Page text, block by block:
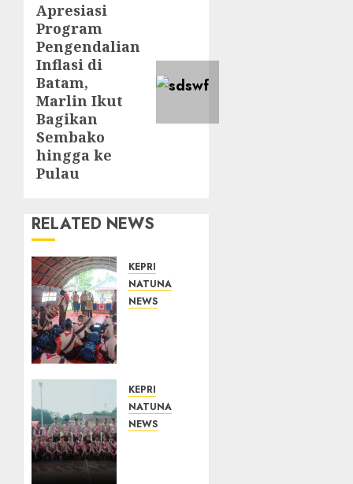
Next
post:
Apresiasi
Program
Pengendalian
Inflasi di
Batam,
Marlin Ikut
Bagikan
Sembako
hingga ke
Pulau
RELATED NEWS
KEPRI
NATUNA
NEWS
Jamnas
XII,
Titip
KEPRI
NATUNA
NEWS